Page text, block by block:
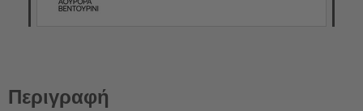
Περιγραφή